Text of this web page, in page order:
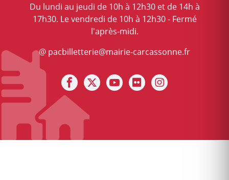
Du lundi au jeudi de 10h à 12h30 et de 14h à
17h30. Le vendredi de 10h à 12h30 - Fermé
l'après-midi.
@ pacbilletterie@mairie-carcassonne.fr
Notre facebook
Notre X (ex Twitter)
Notre Chaine youtube
Notre photothèque